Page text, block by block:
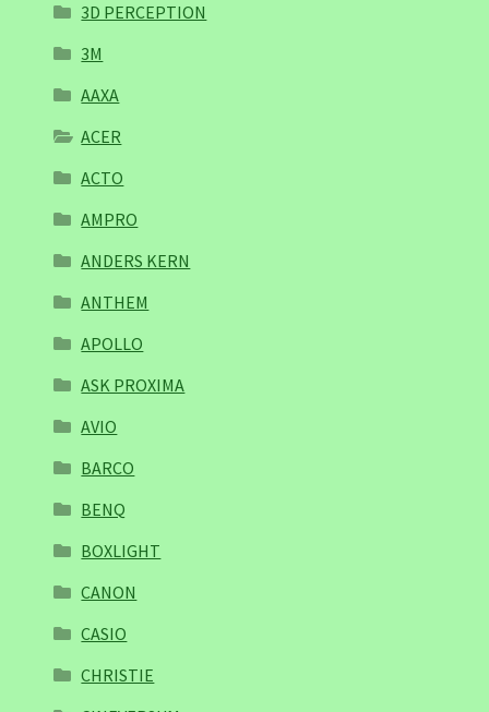
3D PERCEPTION
3M
AAXA
ACER
ACTO
AMPRO
ANDERS KERN
ANTHEM
APOLLO
ASK PROXIMA
AVIO
BARCO
BENQ
BOXLIGHT
CANON
CASIO
CHRISTIE